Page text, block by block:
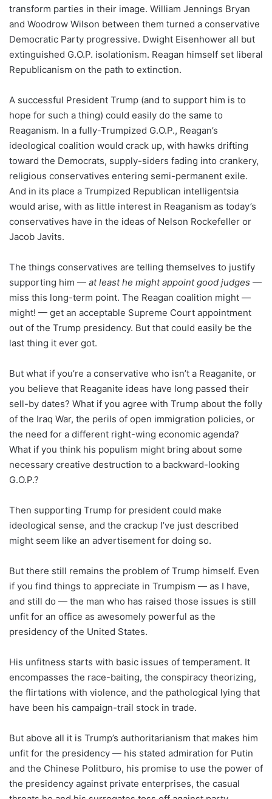
transform parties in their image. William Jennings Bryan
and Woodrow Wilson between them turned a conservative
Democratic Party progressive. Dwight Eisenhower all but
extinguished G.O.P. isolationism. Reagan himself set liberal
Republicanism on the path to extinction.
A successful President Trump (and to support him is to
hope for such a thing) could easily do the same to
Reaganism. In a fully-Trumpized G.O.P., Reagan’s
ideological coalition would crack up, with hawks drifting
toward the Democrats, supply-siders fading into crankery,
religious conservatives entering semi-permanent exile.
And in its place a Trumpized Republican intelligentsia
would arise, with as little interest in Reaganism as today’s
conservatives have in the ideas of Nelson Rockefeller or
Jacob Javits.
The things conservatives are telling themselves to justify
supporting him — at leasthe might appoint good judges —
miss this long-term point. The Reagan coalition might —
might! — get an acceptable Supreme Court appointment
out of the Trump presidency. But that could easily be the
last thing it ever got.
But what if you’re a conservative who isn’t a Reaganite, or
you believe that Reaganite ideas have long passed their
sell-by dates? What if you agree with Trump about the folly
of the Iraq War, the perils of open immigration policies, or
the need for a different right-wing economic agenda?
What if you think his populism might bring about some
necessary creative destruction to a backward-looking
G.O.P.?
Then supporting Trump for president could make
ideological sense, and the crackup I’ve just described
might seem like an advertisement for doing so.
But there still remains the problem of Trump himself. Even
if you find things to appreciate in Trumpism — as I have,
and still do — the man who has raised those issues is still
unfit for an office as awesomely powerful as the
presidency of the United States.
His unfitness starts with basic issues of temperament. It
encompasses the race-baiting, the conspiracy theorizing,
the flirtations with violence, and the pathological lying that
have been his campaign-trail stock in trade.
But above all it is Trump’s authoritarianism that makes him
unfit for the presidency — his stated admiration for Putin
and the Chinese Politburo, his promise to use the power of
the presidency against private enterprises, the casual